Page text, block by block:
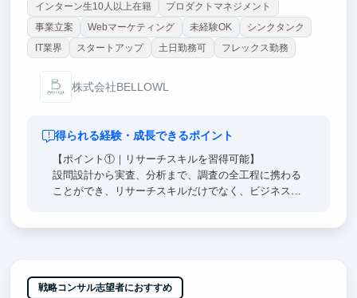
インターン生10人以上在籍
プロダクトマネジメント
事業立案
Webマーケティング 未経験OK
シンクタンク
IT業界
スタートアップ 土日勤務可 フレックス勤務
株式会社BELLOWL
得られる経験・成長できるポイント
【ポイント①｜リサーチスキルを習得可能】
設問設計から実査、分析まで、調査の全工程に携わる
ことができ、リサーチスキルだけでなく、ビジネスの
任ある実務経験を積むことが可能です。
戦略コンサル志望者におすすめ